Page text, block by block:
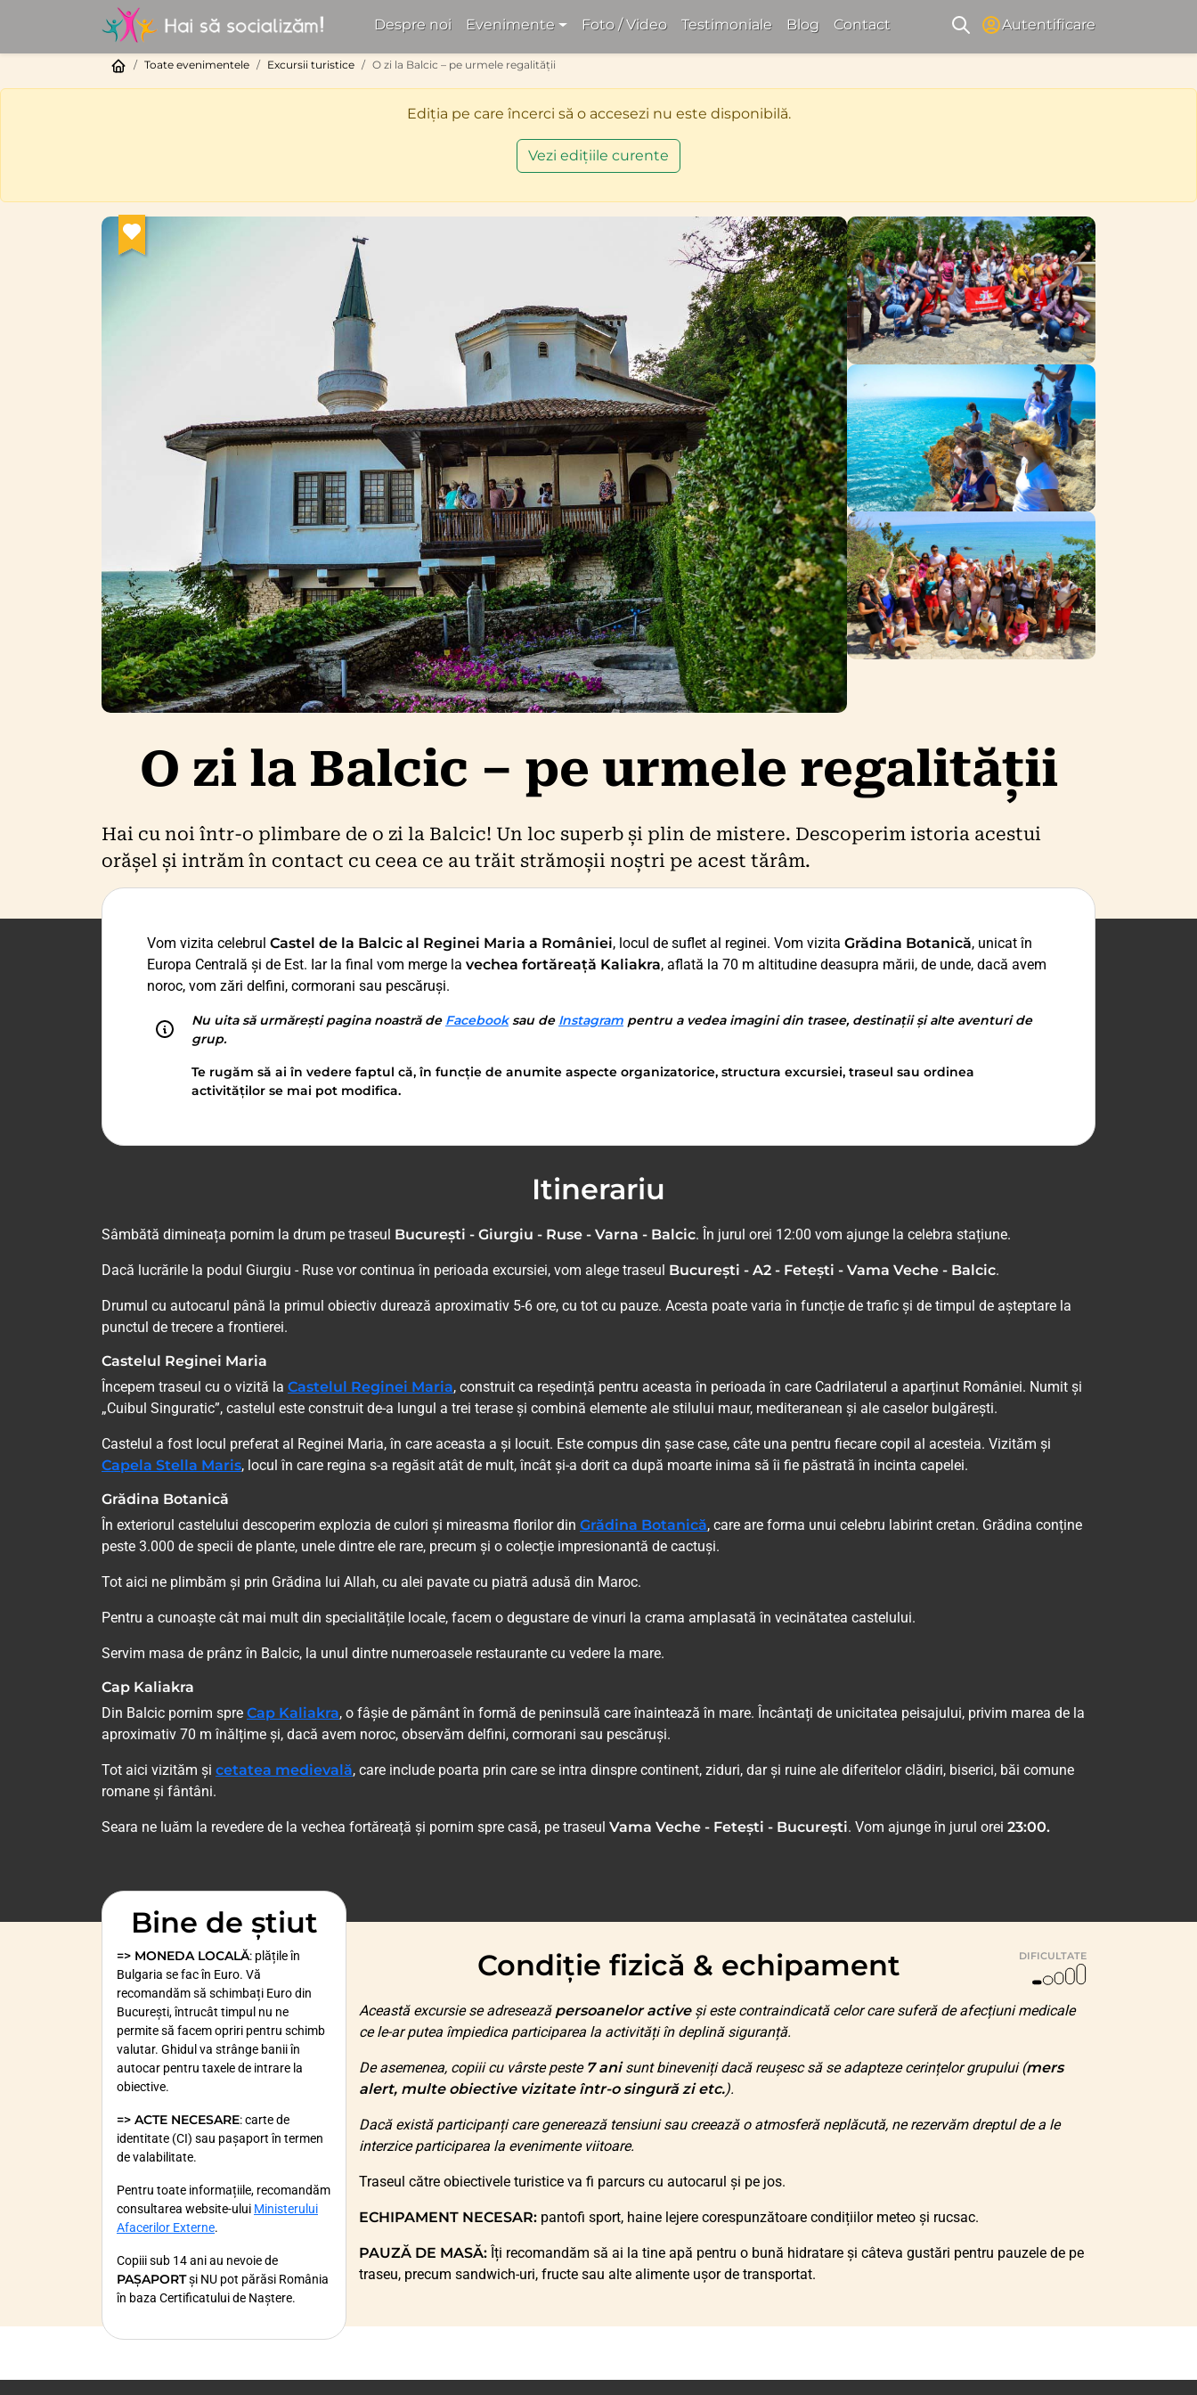
Despre noi Evenimente Foto / Video Testimoniale Blog Contact Autentificare
Toate evenimentele Excursii turistice O zi la Balcic – pe urmele regalității
Ediția pe care încerci să o accesezi nu este disponibilă.
Vezi edițiile curente
O zi la Balcic – pe urmele regalității
Hai cu noi într-o plimbare de o zi la Balcic! Un loc superb și plin de mistere. Descoperim istoria acestui
orășel și intrăm în contact cu ceea ce au trăit strămoșii noștri pe acest tărâm.
Vom vizita celebrul Castel de la Balcic al Reginei Maria a României, locul de suflet al reginei. Vom vizita Grădina Botanică, unicat în
Europa Centrală și de Est. Iar la final vom merge la vechea fortăreață Kaliakra, aflată la 70 m altitudine deasupra mării, de unde, dacă avem
noroc, vom zări delfini, cormorani sau pescăruși.
Nu uita să urmărești pagina noastră de Facebooksau de Instagram pentru a vedea imagini din trasee, destinații și alte aventuri de
grup.
Te rugăm să ai în vedere faptul că, în funcție de anumite aspecte organizatorice, structura excursiei, traseul sau ordinea
activităților se mai pot modifica.
Itinerariu
Sâmbătă dimineața pornim la drum pe traseul București - Giurgiu - Ruse - Varna - Balcic. În jurul orei 12:00 vom ajunge la celebra stațiune.
Dacă lucrările la podul Giurgiu - Ruse vor continua în perioada excursiei, vom alege traseul București - A2 - Fetești - Vama Veche - Balcic.
Drumul cu autocarul până la primul obiectiv durează aproximativ 5-6 ore, cu tot cu pauze. Acesta poate varia în funcție de trafic și de timpul de așteptare la
punctul de trecere a frontierei.
Castelul Reginei Maria
Începem traseul cu o vizită la Castelul Reginei Maria, construit ca reședință pentru aceasta în perioada în care Cadrilaterul a aparținut României. Numit și
„Cuibul Singuratic”, castelul este construit de-a lungul a trei terase și combină elemente ale stilului maur, mediteranean și ale caselor bulgărești.
Castelul a fost locul preferat al Reginei Maria, în care aceasta a și locuit. Este compus din șase case, câte una pentru fiecare copil al acesteia. Vizităm și
Capela Stella Maris, locul în care regina s-a regăsit atât de mult, încât și-a dorit ca după moarte inima să îi fie păstrată în incinta capelei.
Grădina Botanică
În exteriorul castelului descoperim explozia de culori și mireasma florilor din Grădina Botanică, care are forma unui celebru labirint cretan. Grădina conține
peste 3.000 de specii de plante, unele dintre ele rare, precum și o colecție impresionantă de cactuși.
Tot aici ne plimbăm și prin Grădina lui Allah, cu alei pavate cu piatră adusă din Maroc.
Pentru a cunoaște cât mai mult din specialitățile locale, facem o degustare de vinuri la crama amplasată în vecinătatea castelului.
Servim masa de prânz în Balcic, la unul dintre numeroasele restaurante cu vedere la mare.
Cap Kaliakra
Din Balcic pornim spre Cap Kaliakra, o fâșie de pământ în formă de peninsulă care înaintează în mare. Încântați de unicitatea peisajului, privim marea de la
aproximativ 70 m înălțime și, dacă avem noroc, observăm delfini, cormorani sau pescăruși.
Tot aici vizităm și cetatea medievală, care include poarta prin care se intra dinspre continent, ziduri, dar și ruine ale diferitelor clădiri, biserici, băi comune
romane și fântâni.
Seara ne luăm la revedere de la vechea fortăreață și pornim spre casă, pe traseul Vama Veche - Fetești - București. Vom ajunge în jurul orei 23:00.
Bine de știut
=> MONEDA LOCALĂ: plățile în
Bulgaria se fac în Euro. Vă
recomandăm să schimbați Euro din
București, întrucât timpul nu ne
permite să facem opriri pentru schimb
valutar. Ghidul va strânge banii în
autocar pentru taxele de intrare la
obiective.
=> ACTE NECESARE: carte de
identitate (CI) sau pașaport în termen
de valabilitate.
Pentru toate informațiile, recomandăm
consultarea website-ului Ministerului
Afacerilor Externe.
Copiii sub 14 ani au nevoie de
PAȘAPORTși NU pot părăsi România
în baza Certificatului de Naștere.
Condiție fizică & echipament DIFICULTATE
Această excursie se adresează persoanelor activeși este contraindicată celor care suferă de afecțiuni medicale
ce le-ar putea împiedica participarea la activități în deplină siguranță.
De asemenea, copiii cu vârste peste 7 anisunt bineveniți dacă reușesc să se adapteze cerințelor grupului (mers
alert, multe obiective vizitate într-o singură zi etc.).
Dacă există participanți care generează tensiuni sau creează o atmosferă neplăcută, ne rezervăm dreptul de a le
interzice participarea la evenimente viitoare.
Traseul către obiectivele turistice va fi parcurs cu autocarul și pe jos.
ECHIPAMENT NECESAR: pantofi sport, haine lejere corespunzătoare condițiilor meteo și rucsac.
PAUZĂ DE MASĂ: Îți recomandăm să ai la tine apă pentru o bună hidratare și câteva gustări pentru pauzele de pe
traseu, precum sandwich-uri, fructe sau alte alimente ușor de transportat.